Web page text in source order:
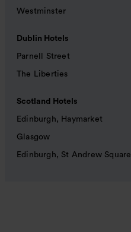
Westminster
Dublin Hotels
Parnell Street
The Liberties
Scotland Hotels
Edinburgh, Haymarket
Glasgow
Edinburgh, St Andrew Square